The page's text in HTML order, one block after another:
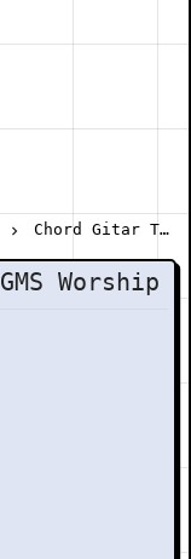
Chord Gitar Tertawa - GMS Worship
Worship